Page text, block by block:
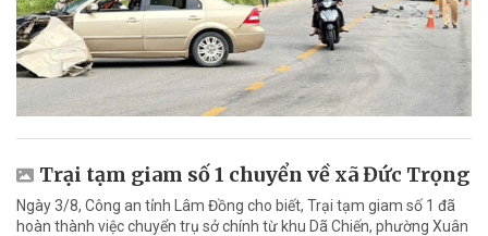
Trại tạm giam số 1 chuyển về xã Đức Trọng
Ngày 3/8, Công an tỉnh Lâm Đồng cho biết, Trại tạm giam số 1 đã
hoàn thành việc chuyển trụ sở chính từ khu Dã Chiến, phường Xuân